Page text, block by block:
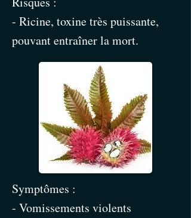
- Ricine, toxine très puissante,
pouvant entraîner la mort.
Symptômes :
- Vomissements violents